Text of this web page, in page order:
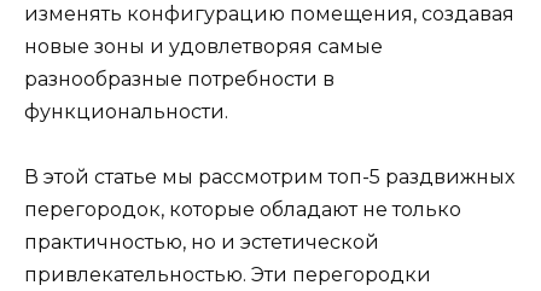
изменять конфигурацию помещения, создавая
новые зоны и удовлетворяя самые
разнообразные потребности в
функциональности.
В этой статье мы рассмотрим топ-5 раздвижных
перегородок, которые обладают не только
практичностью, но и эстетической
привлекательностью. Эти перегородки